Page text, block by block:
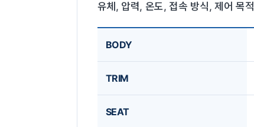
유체, 압력, 온도, 접속 방식, 제어 목
BODY
TRIM
SEAT